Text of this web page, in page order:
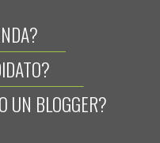
UN BLOGGER?